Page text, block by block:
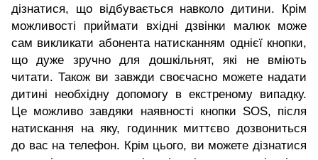
дізнатися, що відбувається навколо дитини. Крім
можливості приймати вхідні дзвінки малюк може
сам викликати абонента натисканням однієї кнопки,
що дуже зручно для дошкільнят, які не вміють
читати. Також ви завжди своєчасно можете надати
дитині необхідну допомогу в екстреному випадку.
Це можливо завдяки наявності кнопки SOS, після
натискання на яку, годинник миттєво дозвониться
до вас на телефон. Крім цього, ви можете дізнатися